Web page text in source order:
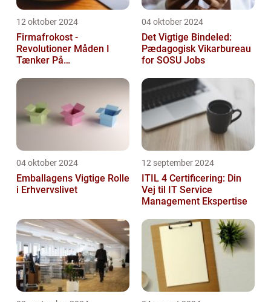
12 oktober 2024
Firmafrokost -
Revolutioner Måden I
Tænker På
04 oktober 2024
Det Vigtige Bindeled:
Pædagogisk Vikarbureau
for SOSU Jobs
04 oktober 2024
Emballagens Vigtige Rolle
i Erhvervslivet
12 september 2024
ITIL 4 Certificering: Din
Vej til IT Service
Management Ekspertise